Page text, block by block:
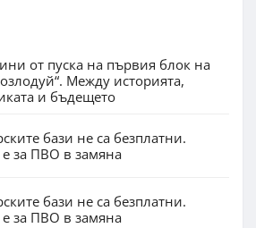
от пуска на първия блок на
Между историята,
и бъдещето
бази не са безплатни.
за ПВО в замяна
бази не са безплатни.
за ПВО в замяна